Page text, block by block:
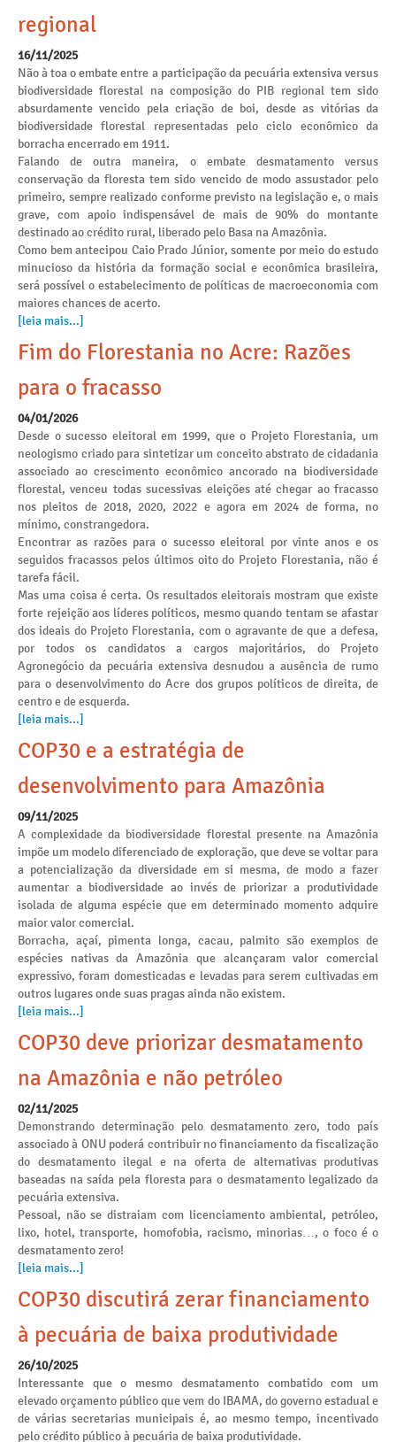
regional
16/11/2025
Não à toa o embate entre a participação da pecuária extensiva versus
biodiversidade florestal na composição do PIB regional tem sido
absurdamente vencido pela criação de boi, desde as vitórias da
biodiversidade florestal representadas pelo ciclo econômico da
borracha encerrado em 1911.
Falando de outra maneira, o embate desmatamento versus
conservação da floresta tem sido vencido de modo assustador pelo
primeiro, sempre realizado conforme previsto na legislação e, o mais
grave, com apoio indispensável de mais de 90% do montante
destinado ao crédito rural, liberado pelo Basa na Amazônia.
Como bem antecipou Caio Prado Júnior, somente por meio do estudo
minucioso da história da formação social e econômica brasileira,
será possível o estabelecimento de políticas de macroeconomia com
maiores chances de acerto.
[leia mais...]
Fim do Florestania no Acre: Razões
para o fracasso
04/01/2026
Desde o sucesso eleitoral em 1999, que o Projeto Florestania, um
neologismo criado para sintetizar um conceito abstrato de cidadania
associado ao crescimento econômico ancorado na biodiversidade
florestal, venceu todas sucessivas eleições até chegar ao fracasso
nos pleitos de 2018, 2020, 2022 e agora em 2024 de forma, no
mínimo, constrangedora.
Encontrar as razões para o sucesso eleitoral por vinte anos e os
seguidos fracassos pelos últimos oito do Projeto Florestania, não é
tarefa fácil.
Mas uma coisa é certa. Os resultados eleitorais mostram que existe
forte rejeição aos líderes políticos, mesmo quando tentam se afastar
dos ideais do Projeto Florestania, com o agravante de que a defesa,
por todos os candidatos a cargos majoritários, do Projeto
Agronegócio da pecuária extensiva desnudou a ausência de rumo
para o desenvolvimento do Acre dos grupos políticos de direita, de
centro e de esquerda.
[leia mais...]
COP30 e a estratégia de
desenvolvimento para Amazônia
09/11/2025
A complexidade da biodiversidade florestal presente na Amazônia
impõe um modelo diferenciado de exploração, que deve se voltar para
a potencialização da diversidade em si mesma, de modo a fazer
aumentar a biodiversidade ao invés de priorizar a produtividade
isolada de alguma espécie que em determinado momento adquire
maior valor comercial.
Borracha, açaí, pimenta longa, cacau, palmito são exemplos de
espécies nativas da Amazônia que alcançaram valor comercial
expressivo, foram domesticadas e levadas para serem cultivadas em
outros lugares onde suas pragas ainda não existem.
[leia mais...]
COP30 deve priorizar desmatamento
na Amazônia e não petróleo
02/11/2025
Demonstrando determinação pelo desmatamento zero, todo país
associado à ONU poderá contribuir no financiamento da fiscalização
do desmatamento ilegal e na oferta de alternativas produtivas
baseadas na saída pela floresta para o desmatamento legalizado da
pecuária extensiva.
Pessoal, não se distraiam com licenciamento ambiental, petróleo,
lixo, hotel, transporte, homofobia, racismo, minorias…, o foco é o
desmatamento zero!
[leia mais...]
COP30 discutirá zerar financiamento
à pecuária de baixa produtividade
26/10/2025
Interessante que o mesmo desmatamento combatido com um
elevado orçamento público que vem do IBAMA, do governo estadual e
de várias secretarias municipais é, ao mesmo tempo, incentivado
pelo crédito público à pecuária de baixa produtividade.